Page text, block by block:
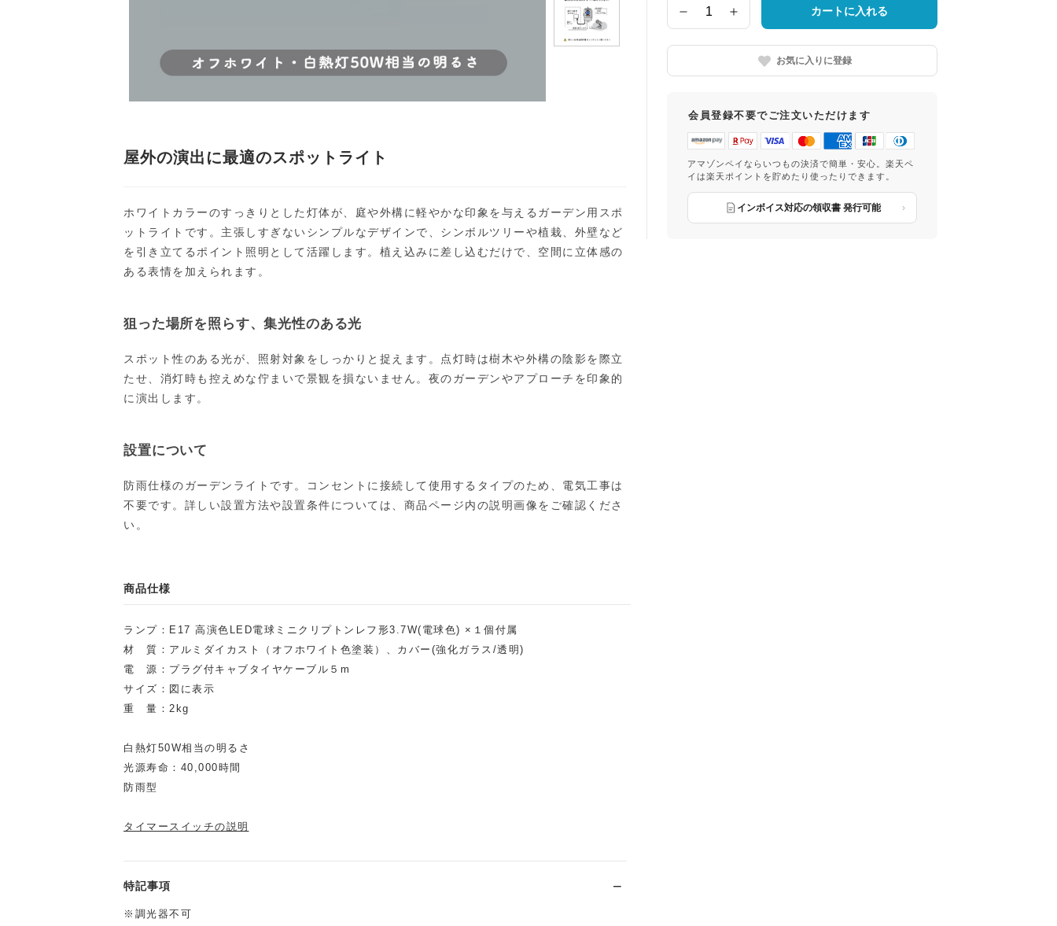
数
量
カートに入れる
お気に入りに登録
会員登録不要でご注文いただけます
アマゾンペイならいつもの決済で簡単・安心。楽天ペ
イは楽天ポイントを貯めたり使ったりできます。
インボイス対応の領収書 発行可能
屋外の演出に最適のスポットライト
ホワイトカラーのすっきりとした灯体が、庭や外構に軽やかな印象を与えるガーデン用スポ
ットライトです。主張しすぎないシンプルなデザインで、シンボルツリーや植栽、外壁など
を引き立てるポイント照明として活躍します。植え込みに差し込むだけで、空間に立体感の
ある表情を加えられます。
狙った場所を照らす、集光性のある光
スポット性のある光が、照射対象をしっかりと捉えます。点灯時は樹木や外構の陰影を際立
たせ、消灯時も控えめな佇まいで景観を損ないません。夜のガーデンやアプローチを印象的
に演出します。
設置について
防雨仕様のガーデンライトです。コンセントに接続して使用するタイプのため、電気工事は
不要です。詳しい設置方法や設置条件については、商品ページ内の説明画像をご確認くださ
い。
商品仕様
ランプ：E17 高演色LED電球ミニクリプトンレフ形3.7W(電球色) ×１個付属
材 質：アルミダイカスト（オフホワイト色塗装）、カバー(強化ガラス/透明)
電 源：プラグ付キャブタイヤケーブル５m
サイズ：図に表示
重 量：2kg
白熱灯50W相当の明るさ
光源寿命：40,000時間
防雨型
タイマースイッチの説明
特記事項
※調光器不可